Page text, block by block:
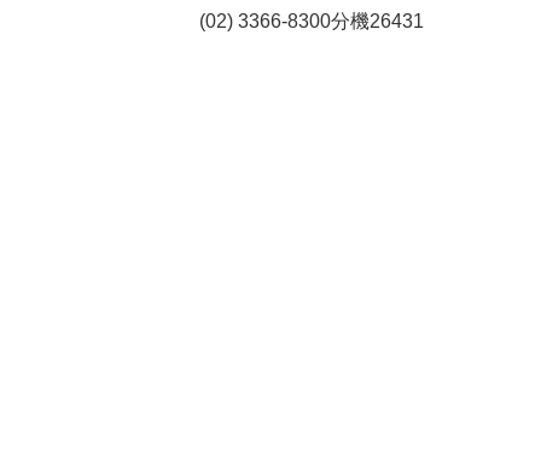
(02) 3366-8300分機26431